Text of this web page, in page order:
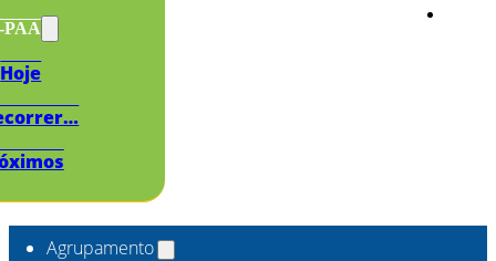
PAA
Hoje
Agrupamento